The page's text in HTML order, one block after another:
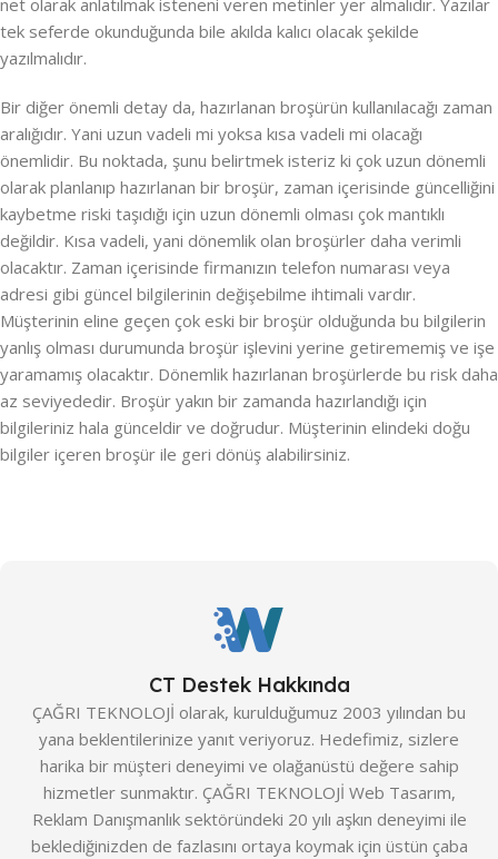
net olarak anlatılmak isteneni veren metinler yer almalıdır. Yazılar
tek seferde okunduğunda bile akılda kalıcı olacak şekilde
yazılmalıdır.
Bir diğer önemli detay da, hazırlanan broşürün kullanılacağı zaman
aralığıdır. Yani uzun vadeli mi yoksa kısa vadeli mi olacağı
önemlidir. Bu noktada, şunu belirtmek isteriz ki çok uzun dönemli
olarak planlanıp hazırlanan bir broşür, zaman içerisinde güncelliğini
kaybetme riski taşıdığı için uzun dönemli olması çok mantıklı
değildir. Kısa vadeli, yani dönemlik olan broşürler daha verimli
olacaktır. Zaman içerisinde firmanızın telefon numarası veya
adresi gibi güncel bilgilerinin değişebilme ihtimali vardır.
Müşterinin eline geçen çok eski bir broşür olduğunda bu bilgilerin
yanlış olması durumunda broşür işlevini yerine getirememiş ve işe
yaramamış olacaktır. Dönemlik hazırlanan broşürlerde bu risk daha
az seviyededir. Broşür yakın bir zamanda hazırlandığı için
bilgileriniz hala günceldir ve doğrudur. Müşterinin elindeki doğu
bilgiler içeren broşür ile geri dönüş alabilirsiniz.
CT Destek Hakkında
ÇAĞRI TEKNOLOJİ olarak, kurulduğumuz 2003 yılından bu
yana beklentilerinize yanıt veriyoruz. Hedefimiz, sizlere
harika bir müşteri deneyimi ve olağanüstü değere sahip
hizmetler sunmaktır. ÇAĞRI TEKNOLOJİ Web Tasarım,
Reklam Danışmanlık sektöründeki 20 yılı aşkın deneyimi ile
beklediğinizden de fazlasını ortaya koymak için üstün çaba